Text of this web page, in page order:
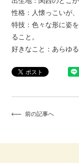
性格：人懐っこいが
特技：色々な形に姿
ること。
好きなこと：あらゆ
前の記事へ